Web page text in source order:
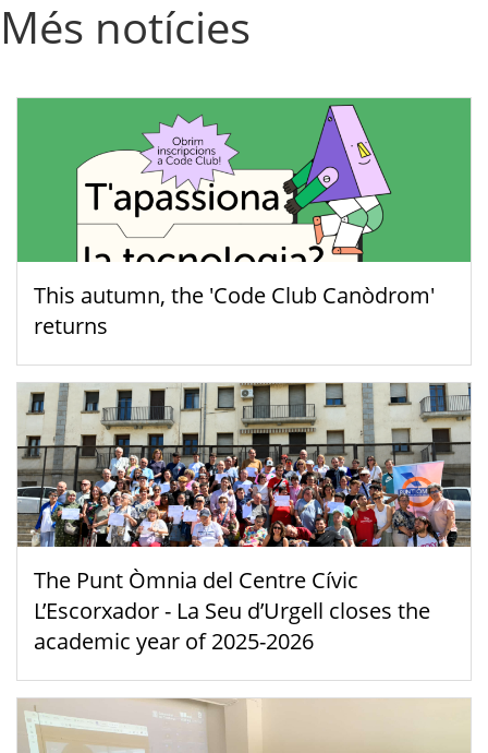
Més notícies
This autumn, the 'Code Club Canòdrom'
returns
The Punt Òmnia del Centre Cívic
L’Escorxador - La Seu d’Urgell closes the
academic year of 2025-2026